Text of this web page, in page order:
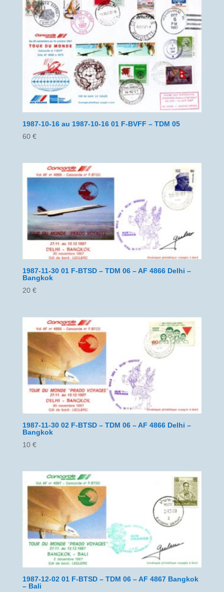
1987-10-16 au 1987-10-16 01 F-BVFF – TDM 05
60 €
1987-11-30 01 F-BTSD – TDM 06 – AF 4866 Delhi –
Bangkok
20 €
1987-11-30 02 F-BTSD – TDM 06 – AF 4866 Delhi –
Bangkok
10 €
1987-12-02 01 F-BTSD – TDM 06 – AF 4867 Bangkok
– Bali